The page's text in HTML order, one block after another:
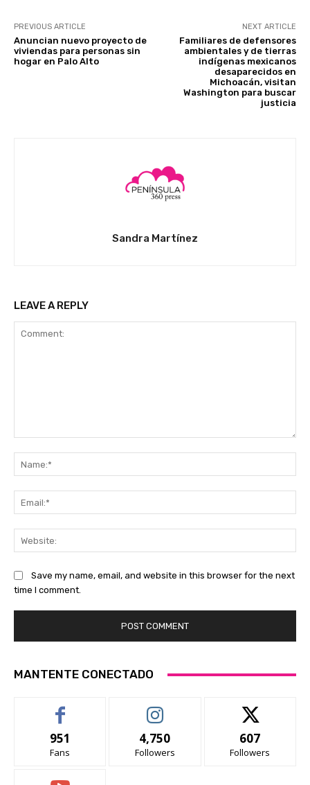
PREVIOUS ARTICLE
Anuncian nuevo proyecto de
viviendas para personas sin
hogar en Palo Alto
NEXT ARTICLE
Familiares de defensores
ambientales y de tierras
indígenas mexicanos
desaparecidos en
Michoacán, visitan
Washington para buscar
justicia
Sandra Martínez
LEAVE A REPLY
Save my name, email, and website in this browser for the next
time I comment.
MANTENTE CONECTADO
951
Fans
4,750
Followers
607
Followers